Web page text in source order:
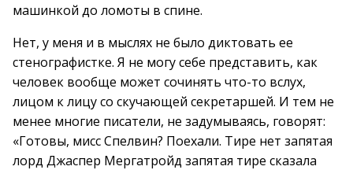
машинкой до ломоты в спине.
Нет, у меня и в мыслях не было диктовать ее
стенографистке. Я не могу себе представить, как
человек вообще может сочинять что-то вслух,
лицом к лицу со скучающей секретаршей. И тем не
менее многие писатели, не задумываясь, говорят:
«Готовы, мисс Спелвин? Поехали. Тире нет запятая
лорд Джаспер Мергатройд запятая тире сказала